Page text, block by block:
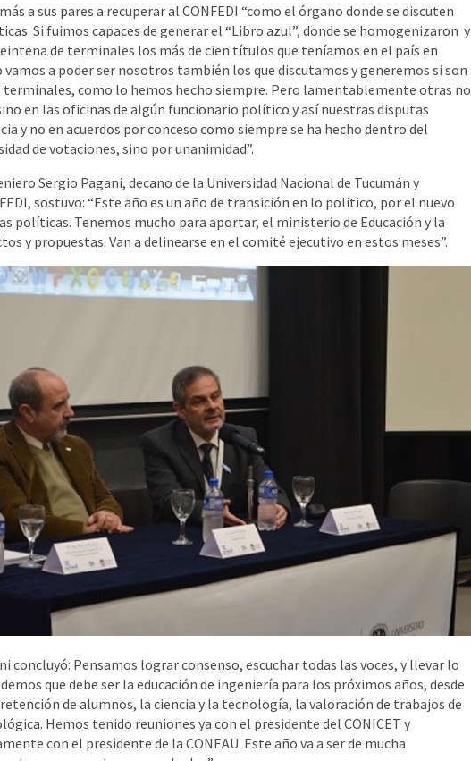
a sus pares a recuperar al CONFEDI “como el órgano donde se discuten
Si fuimos capaces de generar el “Libro azul”, donde se homogenizaron y
de terminales los más de cien títulos que teníamos en el país en
a poder ser nosotros también los que discutamos y generemos si son
terminales, como lo hemos hecho siempre. Pero lamentablemente otras no
en las oficinas de algún funcionario político y así nuestras disputas
y no en acuerdos por conceso como siempre se ha hecho dentro del
de votaciones, sino por unanimidad”.
Sergio Pagani, decano de la Universidad Nacional de Tucumán y
sostuvo: “Este año es un año de transición en lo político, por el nuevo
políticas. Tenemos mucho para aportar, el ministerio de Educación y la
y propuestas. Van a delinearse en el comité ejecutivo en estos meses”.
concluyó: Pensamos lograr consenso, escuchar todas las voces, y llevar lo
que debe ser la educación de ingeniería para los próximos años, desde
de alumnos, la ciencia y la tecnología, la valoración de trabajos de
Hemos tenido reuniones ya con el presidente del CONICET y
con el presidente de la CONEAU. Este año va a ser de mucha